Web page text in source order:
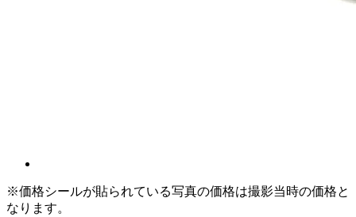
※価格シールが貼られている写真の価格は撮影当時の価格と
なります。